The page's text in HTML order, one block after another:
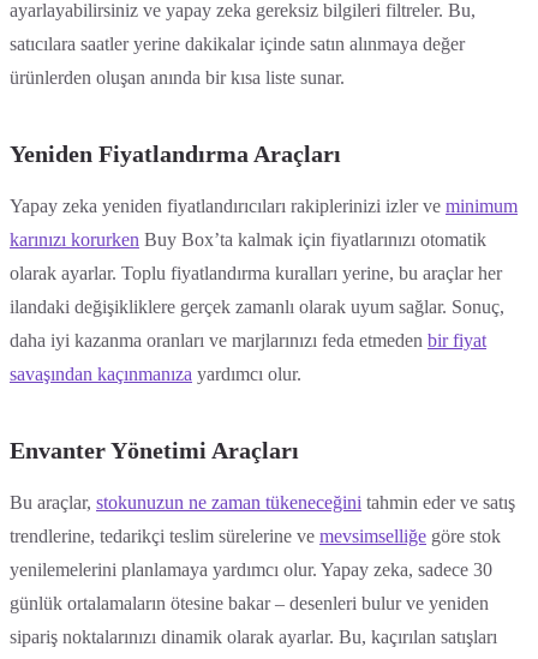
ayarlayabilirsiniz ve yapay zeka gereksiz bilgileri filtreler. Bu,
satıcılara saatler yerine dakikalar içinde satın alınmaya değer
ürünlerden oluşan anında bir kısa liste sunar.
Yeniden Fiyatlandırma Araçları
Yapay zeka yeniden fiyatlandırıcıları rakiplerinizi izler ve minimum
karınızı korurken Buy Box’ta kalmak için fiyatlarınızı otomatik
olarak ayarlar. Toplu fiyatlandırma kuralları yerine, bu araçlar her
ilandaki değişikliklere gerçek zamanlı olarak uyum sağlar. Sonuç,
daha iyi kazanma oranları ve marjlarınızı feda etmeden bir fiyat
savaşından kaçınmanıza yardımcı olur.
Envanter Yönetimi Araçları
Bu araçlar, stokunuzun ne zaman tükeneceğini tahmin eder ve satış
trendlerine, tedarikçi teslim sürelerine ve mevsimselliğe göre stok
yenilemelerini planlamaya yardımcı olur. Yapay zeka, sadece 30
günlük ortalamaların ötesine bakar – desenleri bulur ve yeniden
sipariş noktalarınızı dinamik olarak ayarlar. Bu, kaçırılan satışları